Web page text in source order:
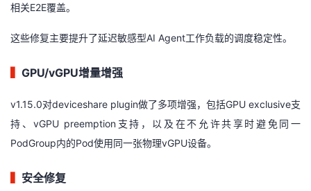
相关E2E覆盖。
这些修复主要提升了延迟敏感型AI Agent工作负载的调度稳定性。
GPU/vGPU增量增强
v1.15.0对deviceshare plugin做了多项增强，包括GPU exclusive支
持、vGPU preemption支持，以及在不允许共享时避免同一
PodGroup内的Pod使用同一张物理vGPU设备。
安全修复